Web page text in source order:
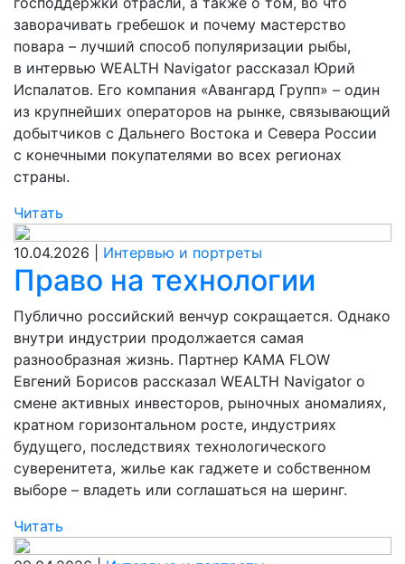
заворачивать гребешок и почему мастерство
повара – лучший способ популяризации рыбы,
в интервью WEALTH Navigator рассказал Юрий
Испалатов. Его компания «Авангард Групп» – один
из крупнейших операторов на рынке, связывающий
добытчиков с Дальнего Востока и Севера России
с конечными покупателями во всех регионах
страны.
Читать
10.04.2026 | Интервью и портреты
Право на технологии
Публично российский венчур сокращается. Однако
внутри индустрии продолжается самая
разнообразная жизнь. Партнер KAMA FLOW
Евгений Борисов рассказал WEALTH Navigator о
смене активных инвесторов, рыночных аномалиях,
кратном горизонтальном росте, индустриях
будущего, последствиях технологического
суверенитета, жилье как гаджете и собственном
выборе – владеть или соглашаться на шеринг.
Читать